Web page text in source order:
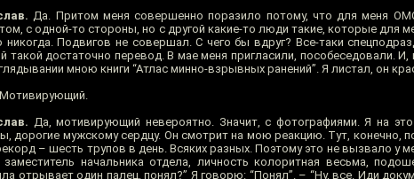
Да. Притом меня совершенно поразило потому, что для меня
с одной-то стороны, но с другой какие-то люди такие, которые для
никогда. Подвигов не совершал. С чего бы вдруг? Все-таки
такой достаточно перевод. В мае меня пригласили, пособеседовали.
мною книги “Атлас минно-взрывных ранений”. Я листал, он
Мотивирующий.
Да, мотивирующий невероятно. Значит, с фотографиями. Я на
дорогие мужскому сердцу. Он смотрит на мою реакцию. Тут, конечно,
– шесть трупов в день. Всяких разных. Поэтому это не вызвало у
заместитель начальника отдела, личность колоритная весьма,
отрывает один палец, понял?” Я говорю: “Понял”. – “Ну, все. Иди